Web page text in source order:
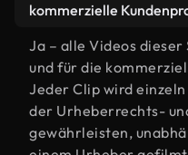
kommerzielle
Ja – alle Videos
und für die
Jeder Clip wird
der Urheberrechts-
gewährleisten,